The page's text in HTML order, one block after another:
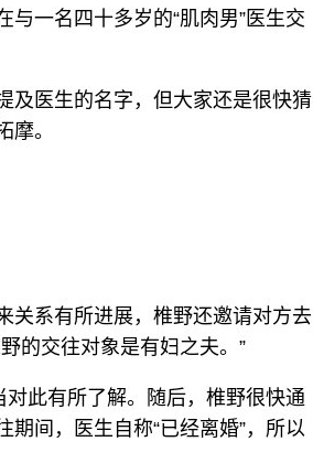
一名四十多岁的“肌肉男”医生交
及医生的名字，但大家还是很快猜
摩。
关系有所进展，椎野还邀请对方去
的交往对象是有妇之夫。”
对此有所了解。随后，椎野很快通
间，医生自称“已经离婚”，所以